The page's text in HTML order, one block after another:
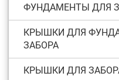
ФУНДАМЕНТЫ ДЛЯ
КРЫШКИ ДЛЯ
ЗАБОРА
КРЫШКИ ДЛЯ